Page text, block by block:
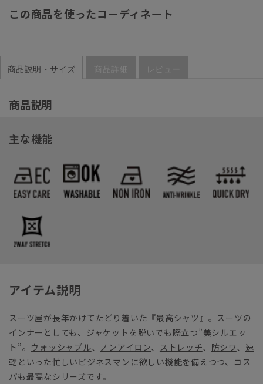
この商品を使ったコーディネート
商品説明・サイズ 商品詳細 レビュー
商品説明
主な機能
アイテム説明
スーツ屋が長年かけてたどり着いた『最高シャツ』。スーツの
インナーとしても、ジャケットを脱いでも際立つ”美シルエッ
ト”。 ウォッシャブル、 ノンアイロン、 ストレッチ、 防シワ、 速
乾 といった忙しいビジネスマンに欲しい機能を備えつつ、コス
パも最高なシリーズです。